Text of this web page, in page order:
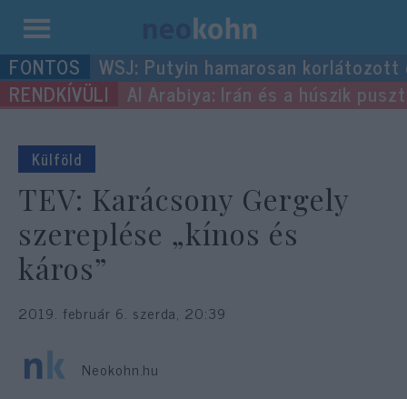
Kilépés
a
tartalomba
WSJ: Putyin hamarosan
Al Arabiya: Irán és a húszik
Külföld
TEV: Karácsony Gergely
szereplése „kínos és
káros”
2019. február 6. szerda, 20:39
Neokohn.hu